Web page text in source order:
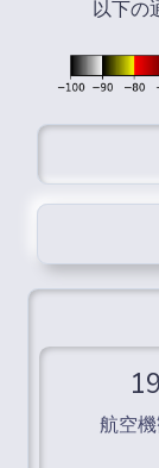
以下の
航空